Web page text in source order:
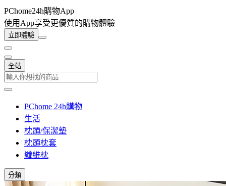
PChome24h購物App
使用App享受更優質的購物體驗
立即體驗
全站
PChome 24h購物
生活
枕頭/保潔墊
枕頭枕套
纖維枕
分類